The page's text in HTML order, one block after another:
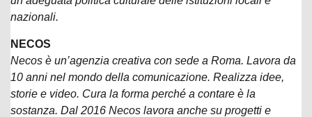
nazionali.
NECOS
Necos è un’agenzia creativa con sede a Roma. Lavora da
10 anni nel mondo della comunicazione. Realizza idee,
storie e video. Cura la forma perché a contare è la
sostanza. Dal 2016 Necos lavora anche su progetti e